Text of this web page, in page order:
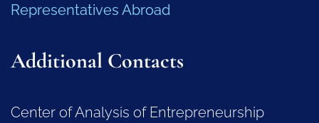
Representatives Abroad
Additional Contacts
Center of Analysis of Entrepreneurship